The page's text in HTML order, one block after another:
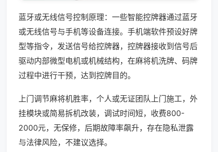
蓝牙或无线信号控制原理：一些智能控牌器通过蓝牙
或无线信号与手机等设备连接。手机端软件预设好牌
型等指令，发送信号给控牌器，控牌器接收到信号后
驱动内部微型电机或机械结构，在麻将机洗牌、码牌
过程中进行干预，达到控牌目的。
上门调节麻将机胜率，个人或无证团队上门施工，外
挂模块或简易拆机改装，调试时间短，收费800-
2000元，无保修，后期故障率飙升，存在隐私泄露
与法律风险，不建议选择。